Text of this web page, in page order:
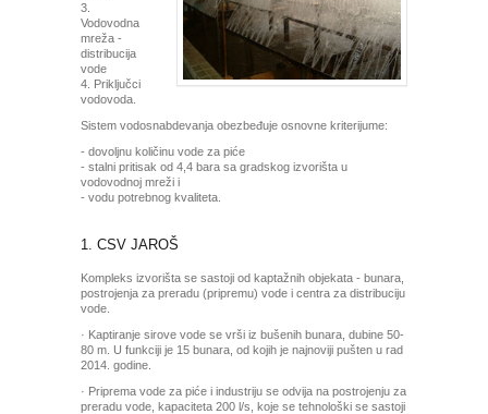
3.
Vodovodna
mreža -
distribucija
vode
4. Priključci
vodovoda.
Sistem vodosnabdevanja obezbeđuje osnovne kriterijume:
- dovoljnu količinu vode za piće
- stalni pritisak od 4,4 bara sa gradskog izvorišta u
vodovodnoj mreži i
- vodu potrebnog kvaliteta.
1. CSV JAROŠ
Kompleks izvorišta se sastoji od kaptažnih objekata - bunara,
postrojenja za preradu (pripremu) vode i centra za distribuciju
vode.
· Kaptiranje sirove vode se vrši iz bušenih bunara, dubine 50-
80 m. U funkciji je 15 bunara, od kojih je najnoviji pušten u rad
2014. godine.
· Priprema vode za piće i industriju se odvija na postrojenju za
preradu vode, kapaciteta 200 l/s, koje se tehnološki se sastoji